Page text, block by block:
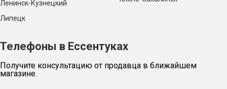
Ленинск-Кузнецкий
Липецк
Телефоны в Ессентуках
Получите консультацию от продавца в ближайшем
магазине.